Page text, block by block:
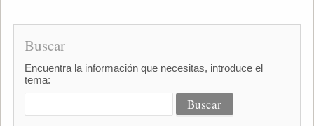
Buscar
Encuentra la información que necesitas, introduce el
tema: